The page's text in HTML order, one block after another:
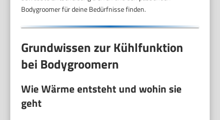
Bodygroomer für deine Bedürfnisse finden.
Grundwissen zur Kühlfunktion
bei Bodygroomern
Wie Wärme entsteht und wohin sie
geht